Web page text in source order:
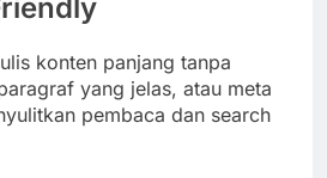
konten panjang tanpa
yang jelas, atau meta
pembaca dan search